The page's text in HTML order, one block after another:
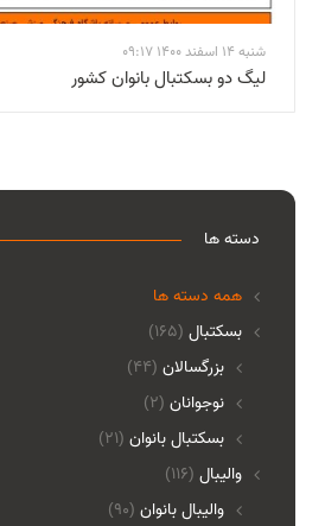
شنبه 14 اسفند 1400 09:17
لیگ دو بسکتبال بانوان کشور
دسته ها
همه دسته ها
(165) بسکتبال
بزرگسالان (44)
نوجوانان (2)
بسکتبال بانوان (21)
(116) والیبال
واليبال بانوان (90)